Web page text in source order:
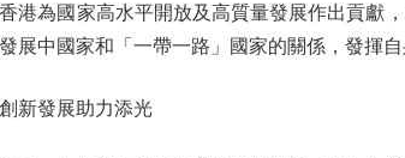
為國家高水平開放及高質量發展作出貢獻，
展中國家和「一帶一路」國家的關係，發揮
發展助力添光